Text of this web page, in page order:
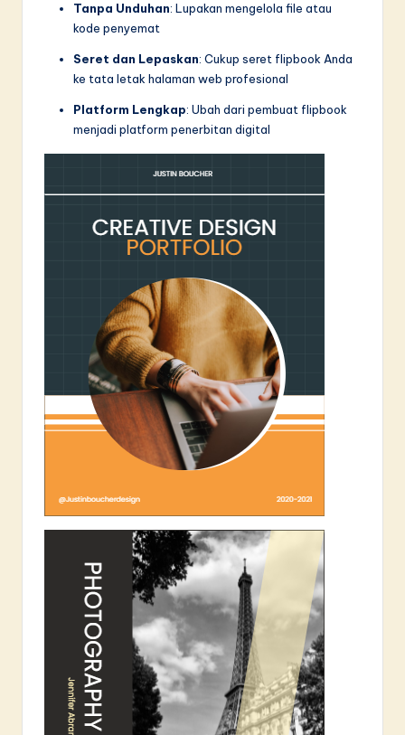
Tanpa Unduhan: Lupakan mengelola file atau
kode penyemat
Seret dan Lepaskan: Cukup seret flipbook Anda
ke tata letak halaman web profesional
Platform Lengkap: Ubah dari pembuat flipbook
menjadi platform penerbitan digital